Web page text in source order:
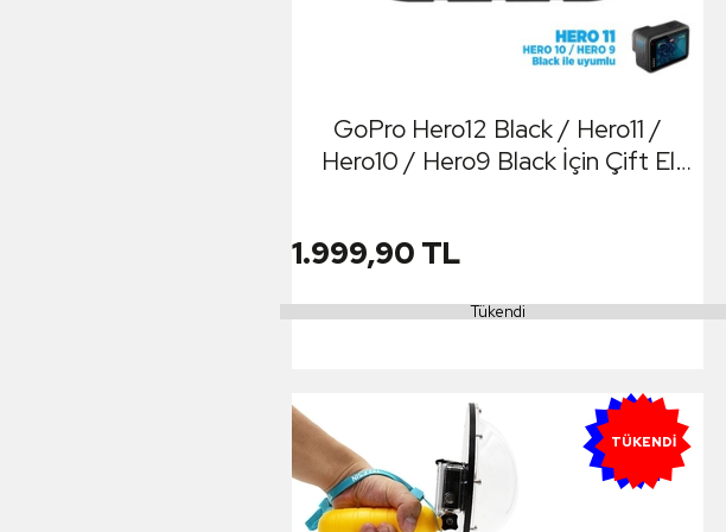
GoPro Hero12 Black / Hero11 /
Hero10 / Hero9 Black İçin Çift El
1.999,90 TL
Tükendi
YENI
TÜKENDI